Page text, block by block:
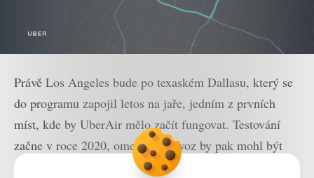
Právě Los Angeles bude po texaském Dallasu, který se
do programu zapojil letos na jaře, jedním z prvních
míst, kde by UberAir mělo začít fungovat. Testování
začne v roce 2020, omezený provoz by pak mohl být
možný v roce 2023, mimo jiné dostatečně dlouho před